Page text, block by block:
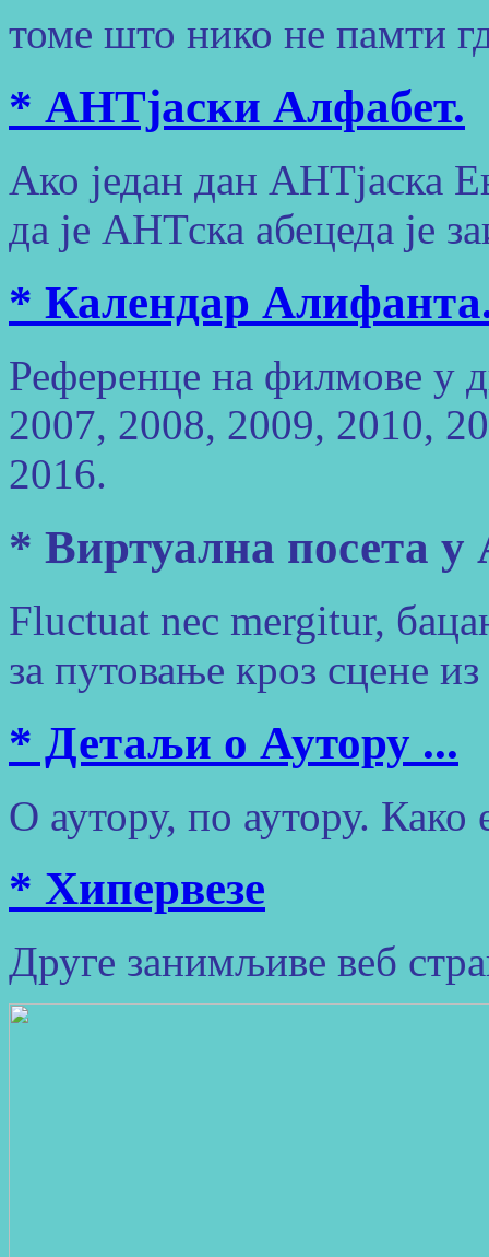
томе што нико не памти
* АНТјаски Алфабет.
Ако један дан АНТјаска
да је АНТска абецеда је
* Календар
Референце на филмове у
2007, 2008, 2009, 2010,
2016.
* Виртуална посета у
Fluctuat nec mergitur,
за путовање кроз сцене
* Детаљи о Аутору ...
О аутору, по аутору. Како
* Хипервезе
Друге занимљиве веб